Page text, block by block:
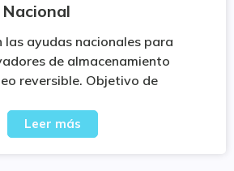
las ayudas nacionales para
de almacenamiento
reversible. Objetivo de
Leer más